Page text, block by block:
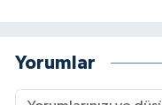
Yorumlar